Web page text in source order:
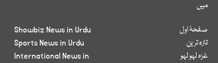
میں
صفحۂ اول
تازہ ترین
غزہ لہو لہو
Showbiz News in Urdu
Sports News in Urdu
International News in